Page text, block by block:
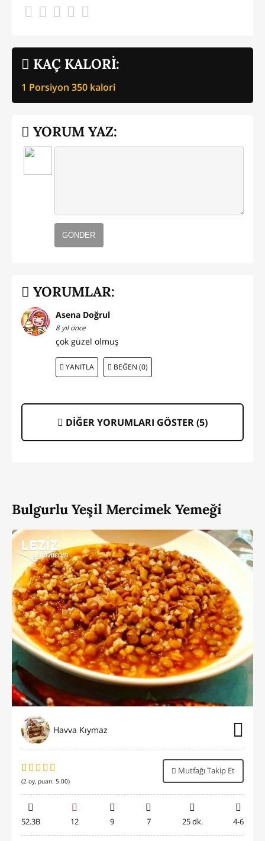
KAÇ KALORİ:
1 Porsiyon 350 kalori
YORUM YAZ:
GÖNDER
YORUMLAR:
Asena Doğrul
8 yıl önce
çok güzel olmuş
YANITLA BEĞEN (0)
DİĞER YORUMLARI GÖSTER (5)
Bulgurlu Yeşil Mercimek Yemeği
Havva Kıymaz
(2 oy, puan: 5.00)
Mutfağı Takip Et
52.3B 12 9 7 25 dk. 4-6